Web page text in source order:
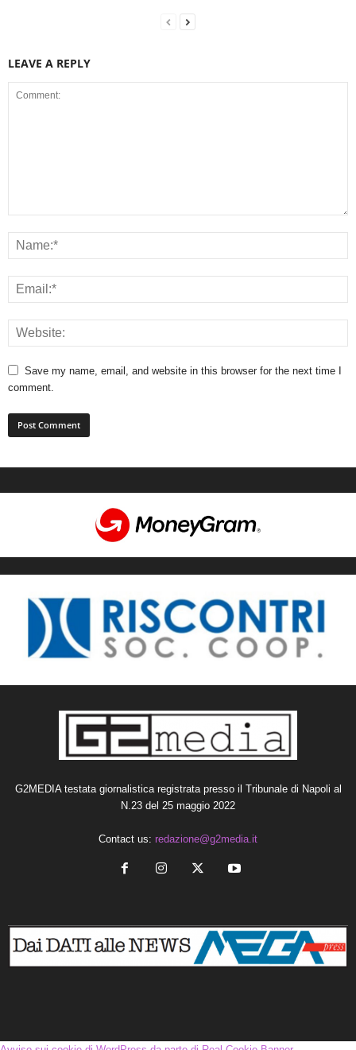
LEAVE A REPLY
Save my name, email, and website in this browser for the next time I
comment.
G2MEDIA testata giornalistica registrata presso il Tribunale di Napoli al
N.23 del 25 maggio 2022
Contact us: redazione@g2media.it